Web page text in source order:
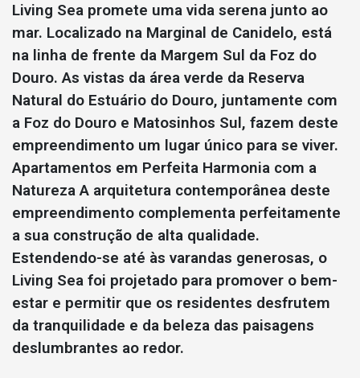
Living Sea promete uma vida serena junto ao
mar. Localizado na Marginal de Canidelo, está
na linha de frente da Margem Sul da Foz do
Douro. As vistas da área verde da Reserva
Natural do Estuário do Douro, juntamente com
a Foz do Douro e Matosinhos Sul, fazem deste
empreendimento um lugar único para se viver.
Apartamentos em Perfeita Harmonia com a
Natureza A arquitetura contemporânea deste
empreendimento complementa perfeitamente
a sua construção de alta qualidade.
Estendendo-se até às varandas generosas, o
Living Sea foi projetado para promover o bem-
estar e permitir que os residentes desfrutem
da tranquilidade e da beleza das paisagens
deslumbrantes ao redor.